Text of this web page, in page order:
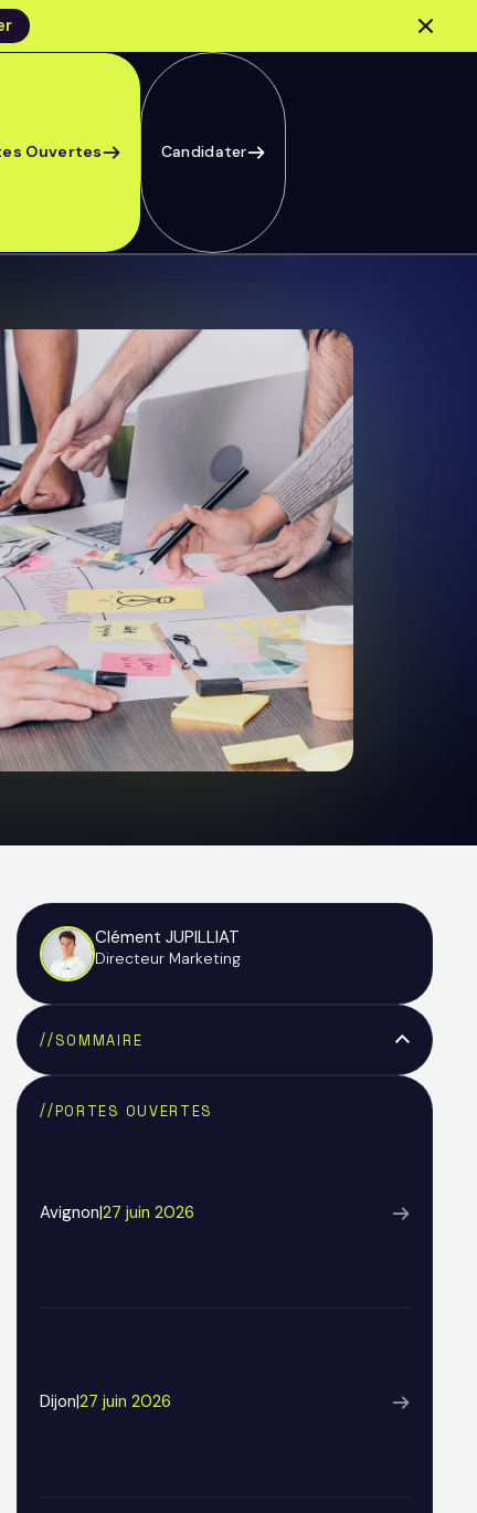
Ouvertes Candidater
Clément JUPILLIAT
Directeur Marketing
//SOMMAIRE
Text Link
//PORTES OUVERTES
Avignon|27 juin 2026
Dijon|27 juin 2026